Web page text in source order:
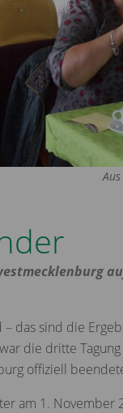
das sind die
die dritte
offiziell
am 1.